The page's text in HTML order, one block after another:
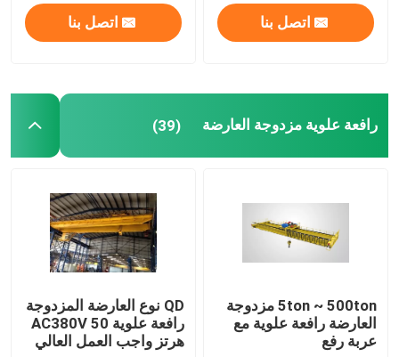
اتصل بنا اتصل بنا
رافعة علوية مزدوجة العارضة (39)
5ton ~ 500ton مزدوجة
العارضة رافعة علوية مع
عربة رفع
QD نوع العارضة المزدوجة
رافعة علوية AC380V 50
هرتز واجب العمل العالي